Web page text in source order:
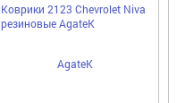
Коврики 2123 Chevrolet Niva
резиновые AgateK
AgateK